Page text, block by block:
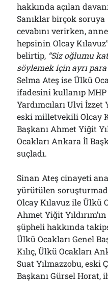
hakkında açılan
Sanıklar birçok soruya
cevabını verirken,
hepsinin Olcay
belirtip, “Siz oğlumu
söylemek için ayrı para
Selma Ateş ise Ülkü
ifadesini kullanıp MHP
Yardımcıları Ulvi İzzet
eski milletvekili Olcay
Başkanı Ahmet Yiğit
Ocakları Ankara İl
suçladı.
Sinan Ateş cinayeti
yürütülen
Olcay Kılavuz ile Ülkü
Ahmet Yiğit
şüpheli hakkında
Ülkü Ocakları Genel
Kılıç, Ülkü Ocakları
Suat Yılmazzobu, eski
Başkanı Gürsel Horat,